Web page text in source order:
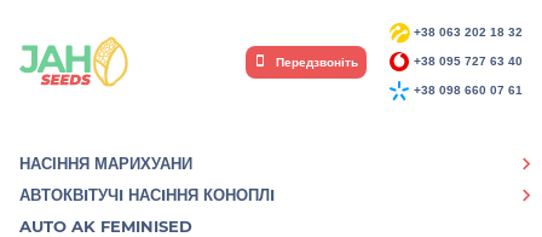
+38 063 202 18 32
+38 095 727 63 40
+38 098 660 07 61
Передзвоніть
НАСІННЯ МАРИХУАНИ
АВТОКВIТУЧI НАСIННЯ КОНОПЛI
AUTO AK FEMINISED